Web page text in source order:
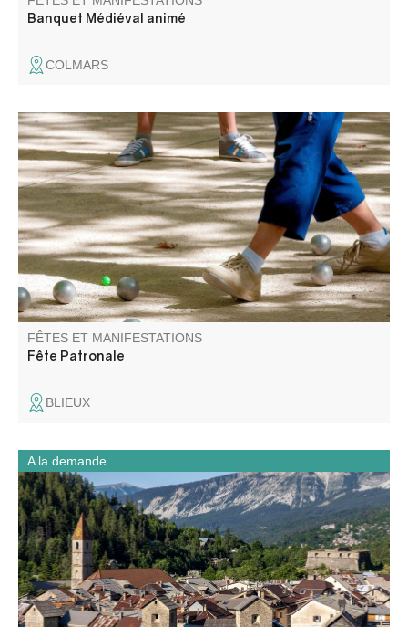
Banquet Médiéval animé
COLMARS
Fête patronale de Blieux avec au programme, messe,
concours de boules, concert, méchoui.
FÊTES ET MANIFESTATIONS
Fête Patronale
BLIEUX
Visite du patrimoine de Colmars (centre historique)
uniquement en anglais dès 4 personnes.
A la demande